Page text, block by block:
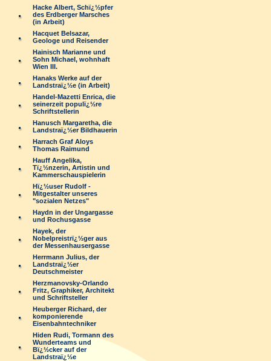
Hacke Albert, Schï¿½pfer
des Erdberger Marsches
(in Arbeit)
Hacquet Belsazar,
Geologe und Reisender
Hainisch Marianne und
Sohn Michael, wohnhaft
Wien III.
Hanaks Werke auf der
Landstraï¿½e (in Arbeit)
Handel-Mazetti Enrica, die
seinerzeit populï¿½re
Schriftstellerin
Hanusch Margaretha, die
Landstraï¿½er Bildhauerin
Harrach Graf Aloys
Thomas Raimund
Hauff Angelika,
Tï¿½nzerin, Artistin und
Kammerschauspielerin
Hï¿½user Rudolf -
Mitgestalter unseres
"sozialen Netzes"
Haydn in der Ungargasse
und Rochusgasse
Hayek, der
Nobelpreistrï¿½ger aus
der Messenhausergasse
Herrmann Julius, der
Landstraï¿½er
Deutschmeister
Herzmanovsky-Orlando
Fritz, Graphiker, Architekt
und Schriftsteller
Heuberger Richard, der
komponierende
Eisenbahntechniker
Hiden Rudi, Tormann des
Wunderteams und
Bï¿½cker auf der
Landstraï¿½e